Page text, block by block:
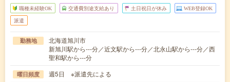
職種未経験OK 交通費別途支給あり 土日祝日が休み WEB登録OK
派遣
勤務地
北海道旭川市
新旭川駅から---分／近文駅から---分／北永山駅から---分／西
聖和駅から---分
曜日頻度 週5日 ※派遣先による